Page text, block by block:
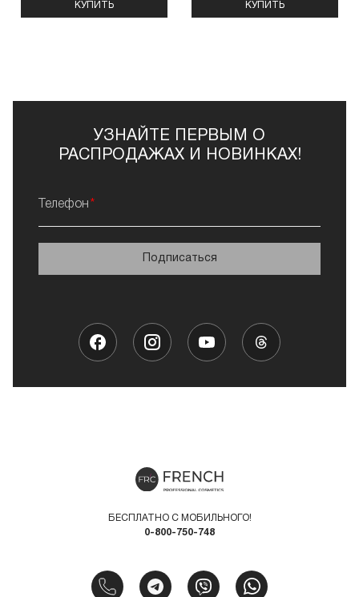
КУПИТЬ КУПИТЬ
УЗНАЙТЕ ПЕРВЫМ О
РАСПРОДАЖАХ И НОВИНКАХ!
Телефон
Подписаться
БЕСПЛАТНО С МОБИЛЬНОГО!
0-800-750-748